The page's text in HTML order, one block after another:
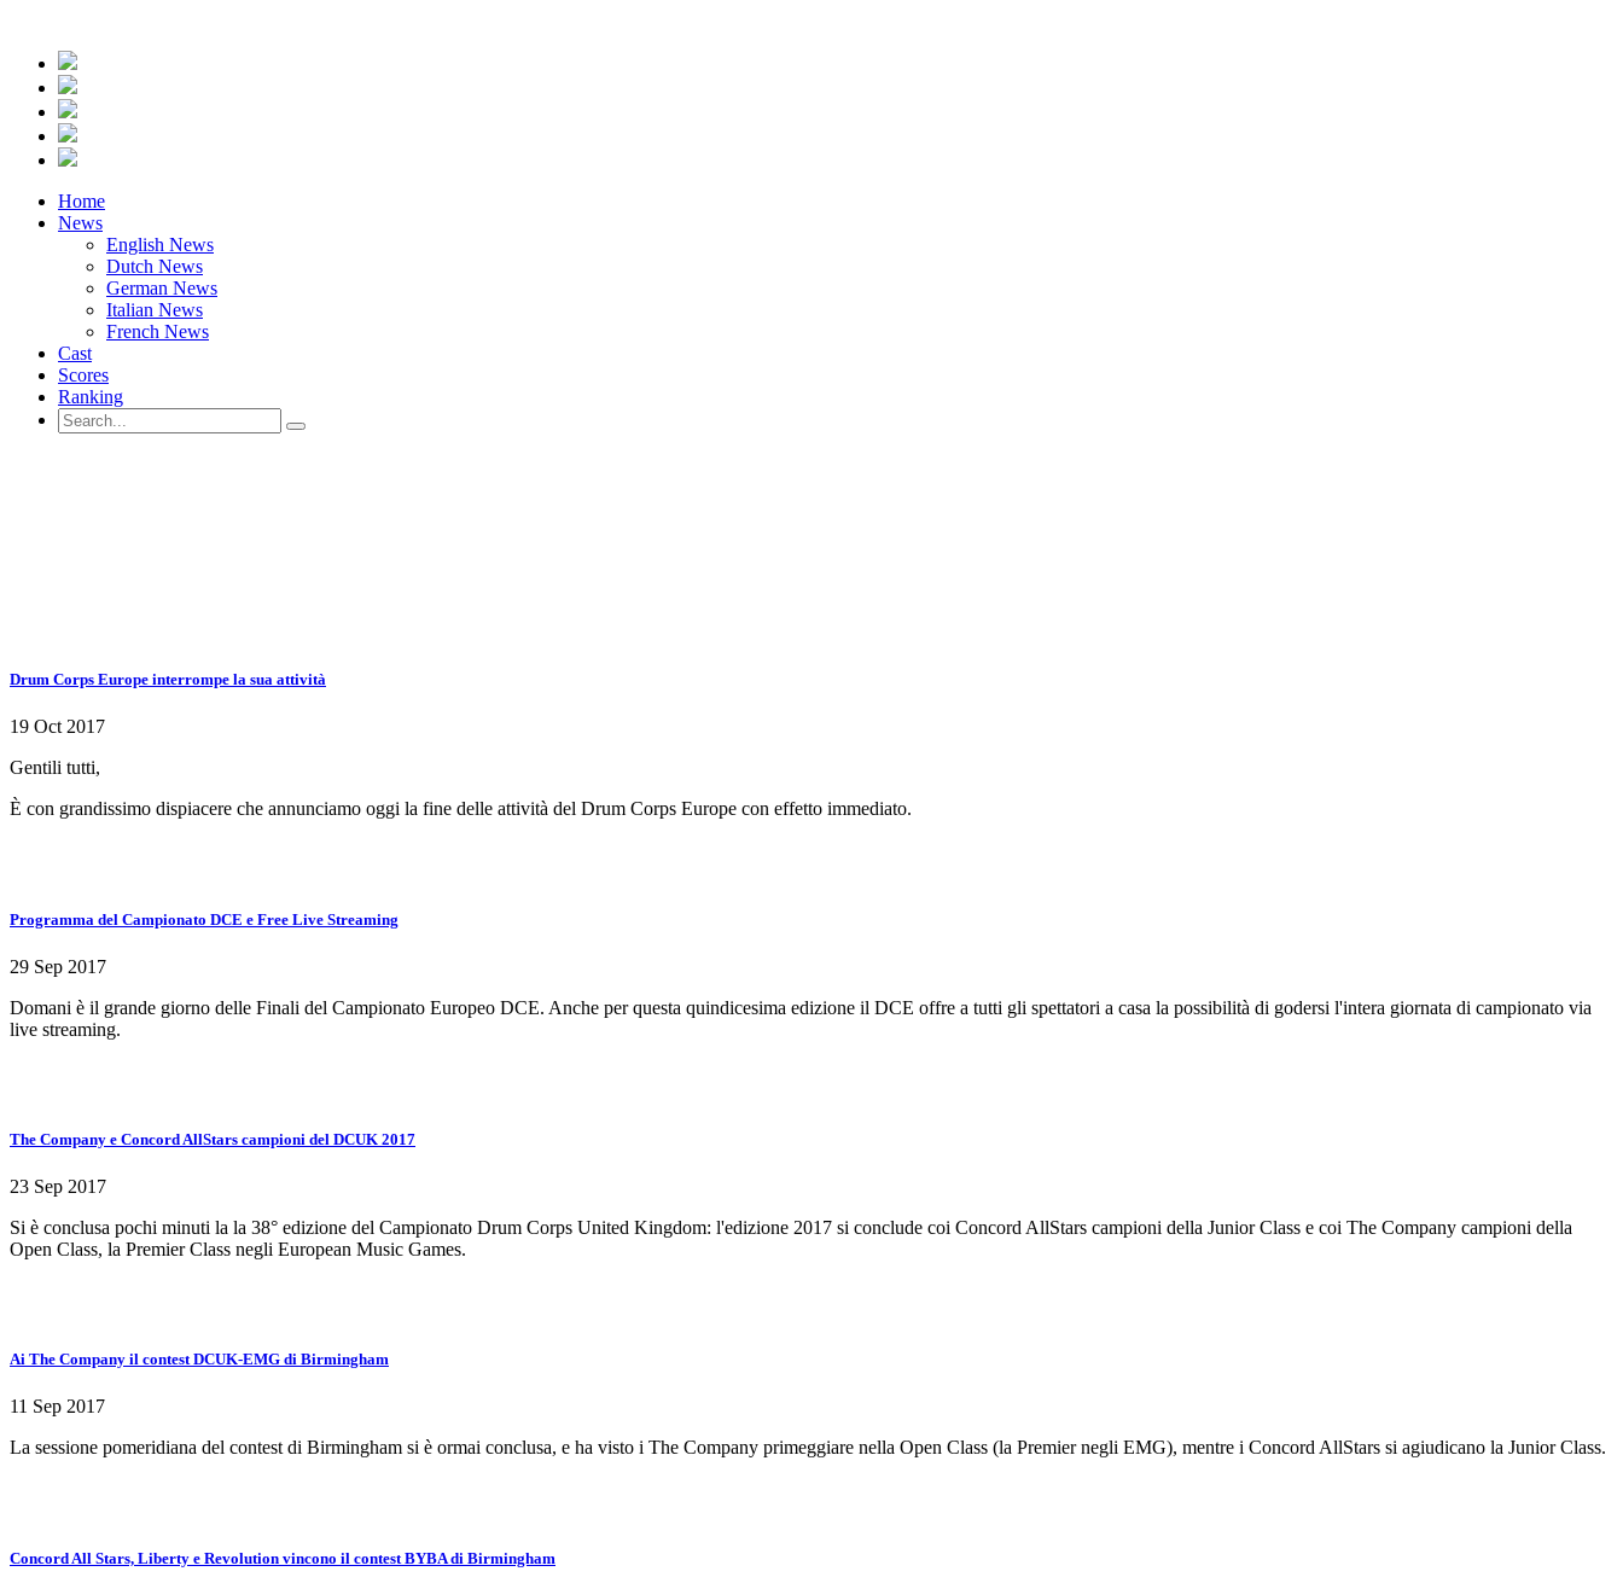
Home
News
English News
Dutch News
German News
Italian News
French News
Cast
Scores
Ranking
Drum Corps Europe interrompe la sua attività
19 Oct 2017
Gentili tutti,
È con grandissimo dispiacere che annunciamo oggi la fine delle attività del Drum Corps Europe con effetto immediato.
Programma del Campionato DCE e Free Live Streaming
29 Sep 2017
Domani è il grande giorno delle Finali del Campionato Europeo DCE. Anche per questa quindicesima edizione il DCE offre a tutti gli spettatori a casa la possibilità di godersi l'intera giornata di campionato via
live streaming.
The Company e Concord AllStars campioni del DCUK 2017
23 Sep 2017
Si è conclusa pochi minuti la la 38° edizione del Campionato Drum Corps United Kingdom: l'edizione 2017 si conclude coi Concord AllStars campioni della Junior Class e coi The Company campioni della
Open Class, la Premier Class negli European Music Games.
Ai The Company il contest DCUK-EMG di Birmingham
11 Sep 2017
La sessione pomeridiana del contest di Birmingham si è ormai conclusa, e ha visto i The Company primeggiare nella Open Class (la Premier negli EMG), mentre i Concord AllStars si agiudicano la Junior Class.
Concord All Stars, Liberty e Revolution vincono il contest BYBA di Birmingham